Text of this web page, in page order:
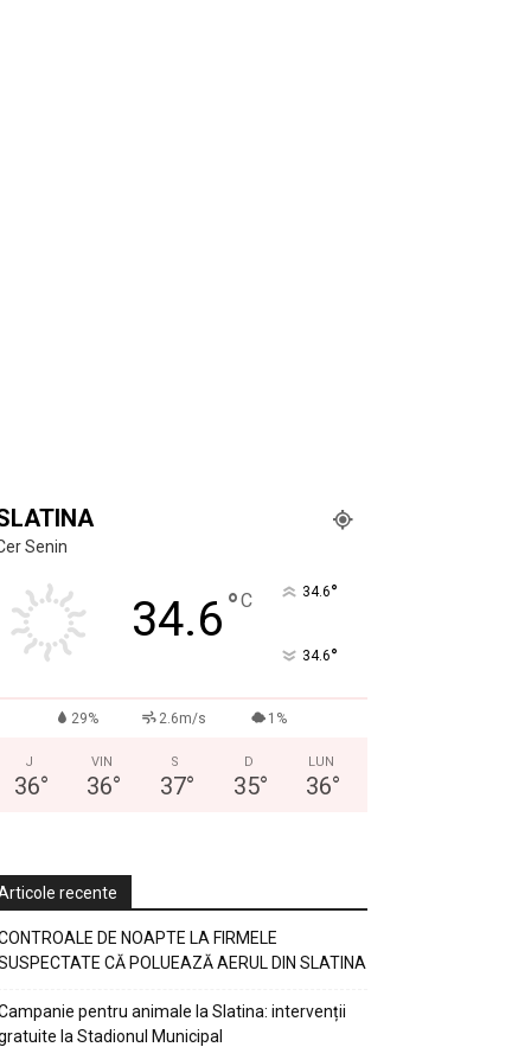
Senin
34.6°C 34.6°
34.6°
29% 2.6m/s 1%
J
36°
VIN
36°
S
37°
D
35°
LUN
36°
recente
DE NOAPTE LA FIRMELE
CĂ POLUEAZĂ AERUL DIN SLATINA
pentru animale la Slatina: intervenții
la Stadionul Municipal